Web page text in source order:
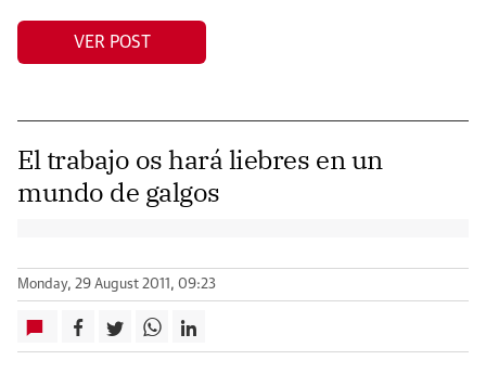
VER POST
El trabajo os hará liebres en un
mundo de galgos
Monday, 29 August 2011, 09:23